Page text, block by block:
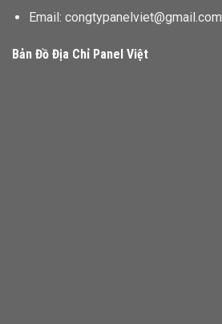
Email: congtypanelviet@gmail.com
Bản Đồ Địa Chỉ Panel Việt